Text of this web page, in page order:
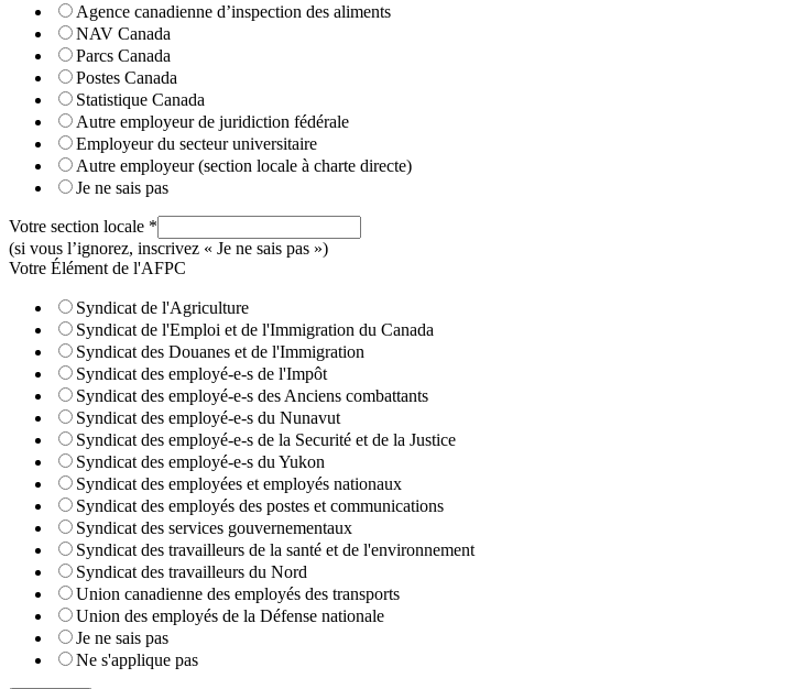
Agence canadienne d’inspection des aliments
NAV Canada
Parcs Canada
Postes Canada
Statistique Canada
Autre employeur de juridiction fédérale
Employeur du secteur universitaire
Autre employeur (section locale à charte directe)
Je ne sais pas
Votre section locale *
(si vous l’ignorez, inscrivez « Je ne sais pas »)
Votre Élément de l'AFPC
Syndicat de l'Agriculture
Syndicat de l'Emploi et de l'Immigration du Canada
Syndicat des Douanes et de l'Immigration
Syndicat des employé-e-s de l'Impôt
Syndicat des employé-e-s des Anciens combattants
Syndicat des employé-e-s du Nunavut
Syndicat des employé-e-s de la Securité et de la Justice
Syndicat des employé-e-s du Yukon
Syndicat des employées et employés nationaux
Syndicat des employés des postes et communications
Syndicat des services gouvernementaux
Syndicat des travailleurs de la santé et de l'environnement
Syndicat des travailleurs du Nord
Union canadienne des employés des transports
Union des employés de la Défense nationale
Je ne sais pas
Ne s'applique pas